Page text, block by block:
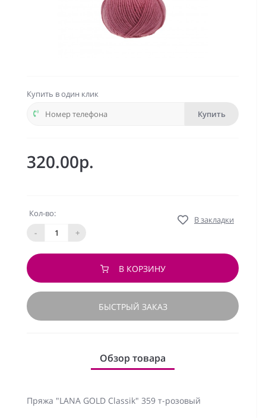
Купить в один клик
Купить
320.00р.
Кол-во:
-
+
В закладки
В КОРЗИНУ
БЫСТРЫЙ ЗАКАЗ
Обзор товара
Пряжа "LANA GOLD Classik" 359 т-розовый